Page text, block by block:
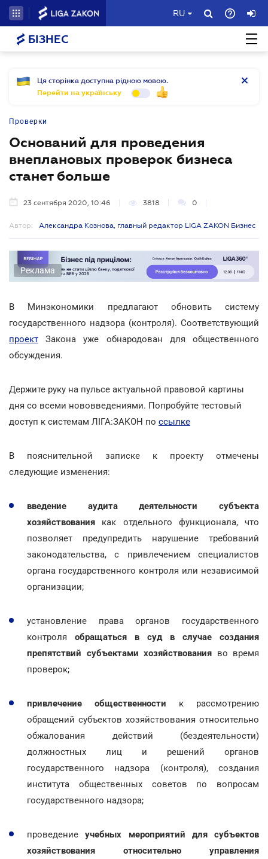
RU
БІЗНЕС
Ця сторінка доступна рідною мовою.
Перейти на українську
Проверки
Оснований для проведения
внеплановых проверок бизнеса
станет больше
23 сентября 2020, 10:46 3818 0
Автор: Александра Кознова, главный редактор LIGA ZAKON Бизнес
Реклама
В Минэкономики предлагают обновить систему
государственного надзора (контроля). Соответствующий
проект Закона уже обнародован для общественного
обсуждения.
Держите руку на пульсе актуальной правовой картины
дня со всеми нововведениями. Попробуйте тестовый
доступ к системам ЛІГА:ЗАКОН по ссылке
В пояснительной записке к проекту отмечены
следующие изменения:
введение аудита деятельности субъекта
хозяйствования как отдельного функционала, что
позволяет предупредить нарушение требований
законодательства, с привлечением специалистов
органа государственного контроля или независимой
организации;
установление права органов государственного
контроля обращаться в суд в случае создания
препятствий субъектами хозяйствования во время
проверок;
привлечение общественности к рассмотрению
обращений субъектов хозяйствования относительно
обжалования действий (бездеятельности)
должностных лиц и решений органов
государственного надзора (контроля), создания
института общественных советов по вопросам
государственного надзора;
проведениеучебных мероприятий для субъектов
хозяйствования относительно управления